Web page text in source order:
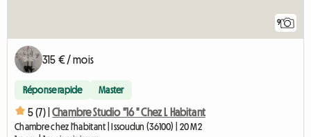
9
315 € / mois
Réponse rapide Master
5 (7) | Chambre Studio "16 " Chez L Habitant
Chambre chez l'habitant | Issoudun (36100) | 20 M2